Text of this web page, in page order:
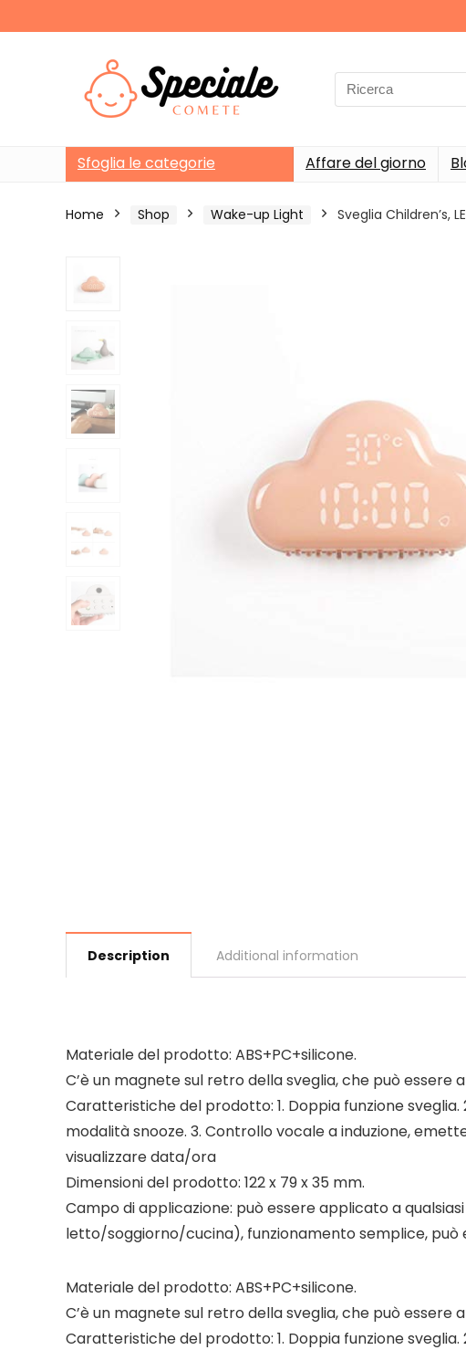
Search
for:
Sfoglia le categorie Affare del giorno
Home Shop Wake-up Light Sveglia
Description Additional information
Materiale del prodotto: ABS+PC+silicone.
C’è un magnete sul retro della sveglia, che può essere
Caratteristiche del prodotto: 1. Doppia funzione
modalità snooze. 3. Controllo vocale a induzione,
visualizzare data/ora
Dimensioni del prodotto: 122 x 79 x 35 mm.
Campo di applicazione: può essere applicato a
letto/soggiorno/cucina), funzionamento semplice, può
Materiale del prodotto: ABS+PC+silicone.
C’è un magnete sul retro della sveglia, che può essere
Caratteristiche del prodotto: 1. Doppia funzione